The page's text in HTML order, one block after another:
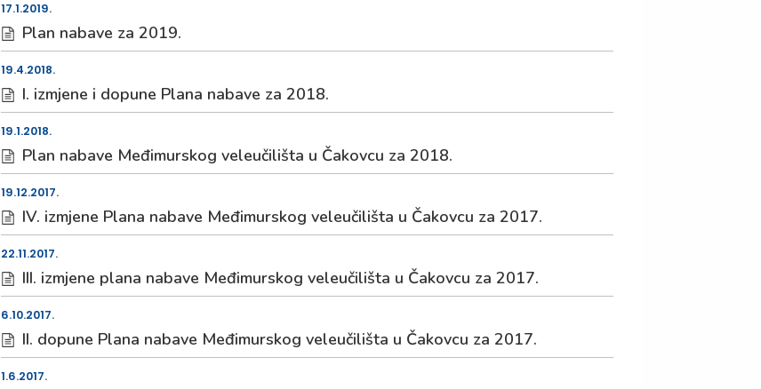
17.1.2019.
Plan nabave za 2019.
19.4.2018.
I. izmjene i dopune Plana nabave za 2018.
19.1.2018.
Plan nabave Međimurskog veleučilišta u Čakovcu za 2018.
19.12.2017.
IV. izmjene Plana nabave Međimurskog veleučilišta u Čakovcu za 2017.
22.11.2017.
III. izmjene plana nabave Međimurskog veleučilišta u Čakovcu za 2017.
6.10.2017.
II. dopune Plana nabave Međimurskog veleučilišta u Čakovcu za 2017.
1.6.2017.